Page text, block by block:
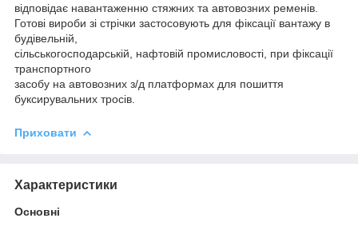
відповідає навантаженню стяжних та автовозних ременів.
Готові вироби зі стрічки застосовують для фіксації вантажу в
будівельній,
сільськогосподарській, нафтовій промисловості, при фіксації
транспортного
засобу на автовозних з/д платформах для пошиття
буксирувальних тросів.
Приховати
Характеристики
Основні